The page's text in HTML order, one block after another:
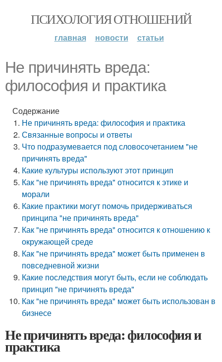
ПСИХОЛОГИЯ ОТНОШЕНИЙ
главная новости статьи
Не причинять вреда:
философия и практика
Содержание
Не причинять вреда: философия и практика
Связанные вопросы и ответы
Что подразумевается под словосочетанием "не
причинять вреда"
Какие культуры используют этот принцип
Как "не причинять вреда" относится к этике и
морали
Какие практики могут помочь придерживаться
принципа "не причинять вреда"
Как "не причинять вреда" относится к отношению к
окружающей среде
Как "не причинять вреда" может быть применен в
повседневной жизни
Какие последствия могут быть, если не соблюдать
принцип "не причинять вреда"
Как "не причинять вреда" может быть использован в
бизнесе
Не причинять вреда: философия и
практика